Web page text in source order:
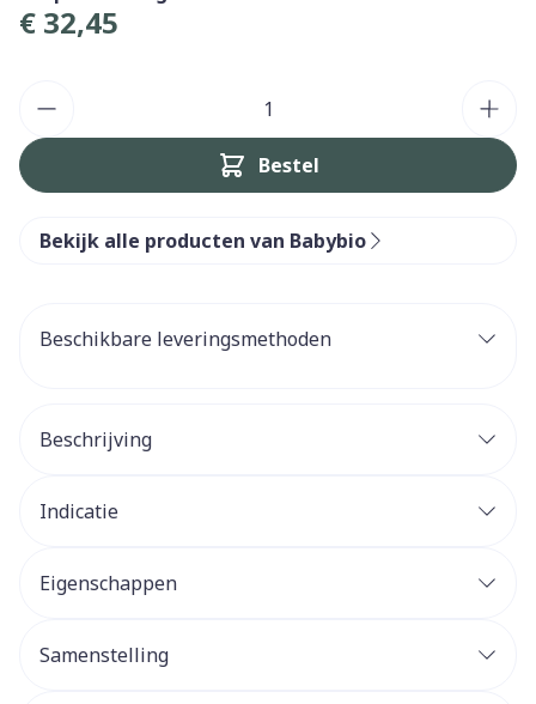
€ 32,45
Bestel
Bekijk alle producten van Babybio
Beschikbare leveringsmethoden
Beschrijving
Indicatie
Eigenschappen
Samenstelling